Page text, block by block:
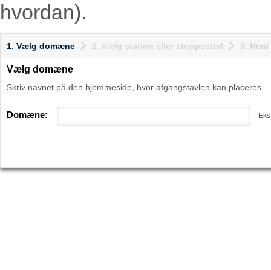
hvordan).
1. Vælg domæne 2. Vælg station eller stoppested 3.
Vælg domæne
Skriv navnet på den hjemmeside, hvor afgangstavlen kan placeres.
Domæne: